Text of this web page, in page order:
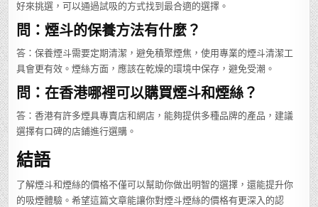
好來挑選，可以通過試吸的方式找到最合適的選擇。
問：煙斗的保養方法有什麼？
答：保養煙斗需要定期清潔，避免積聚煙焦，使用專業的煙斗清潔工
具會更有效。煙絲方面，應該在乾燥的環境中保存，避免受潮。
問：在香港哪裡可以購買煙斗和煙絲？
答：香港有許多煙具專賣店和網店，能夠提供多種品牌的產品，建議
選擇有口碑的店鋪進行選購。
結語
了解煙斗和煙絲的價格不僅可以幫助你做出明智的選擇，還能提升你
的吸煙體驗。希望這篇文章能讓你對煙斗煙絲的價格有更深入的認